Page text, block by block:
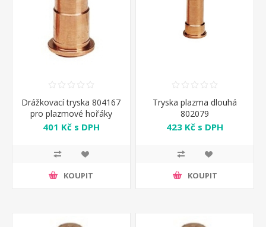
Drážkovací tryska 804167
pro plazmové hořáky
401 Kč s DPH
KOUPIT
Tryska plazma dlouhá
802079
423 Kč s DPH
KOUPIT